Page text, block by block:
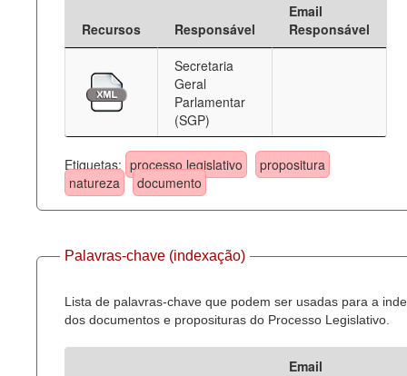
Recursos Responsável
Email
Responsável
Secretaria
Geral
Parlamentar
(SGP)
Etiquetas: processo legislativo
propositura
natureza
documento
Palavras-chave (indexação)
Lista de palavras-chave que podem ser usadas para a
dos documentos e proposituras do Processo Legislativo.
Email